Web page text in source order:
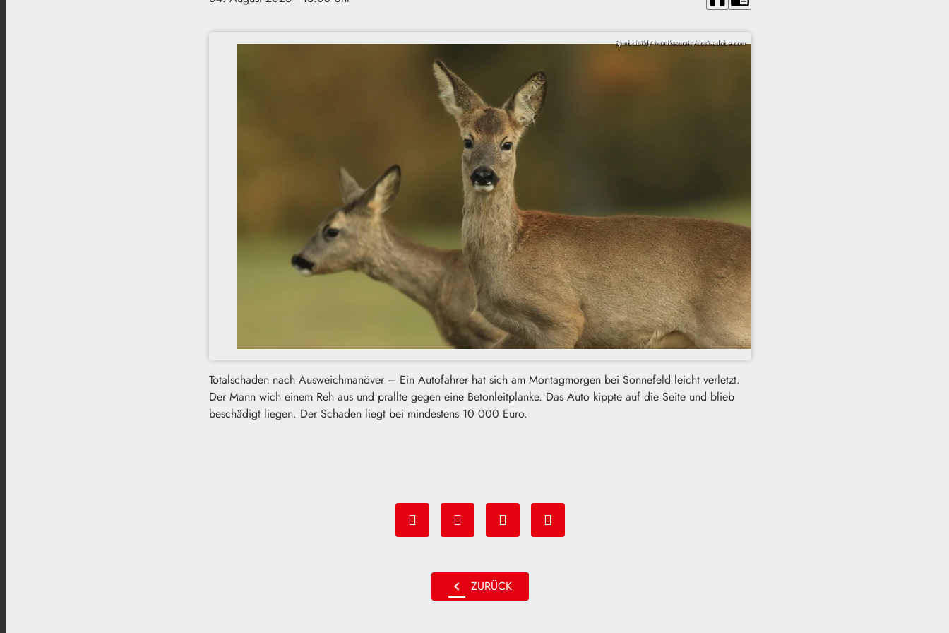
Symbolbild/ Monikasurzin/stock.adobe.com
Totalschaden nach Ausweichmanöver – Ein Autofahrer hat sich am Montagmorgen bei Sonnefeld leicht verletzt.
Der Mann wich einem Reh aus und prallte gegen eine Betonleitplanke. Das Auto kippte auf die Seite und blieb
beschädigt liegen. Der Schaden liegt bei mindestens 10 000 Euro.
chevron_left ZURÜCK